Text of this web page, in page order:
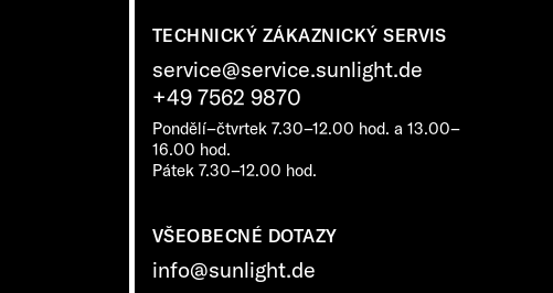
TECHNICKÝ ZÁKAZNICKÝ SERVIS
service@service.sunlight.de
+49 7562 9870
Pondělí–čtvrtek 7.30–12.00 hod. a 13.00–
16.00 hod.
Pátek 7.30–12.00 hod.
VŠEOBECNÉ DOTAZY
info@sunlight.de